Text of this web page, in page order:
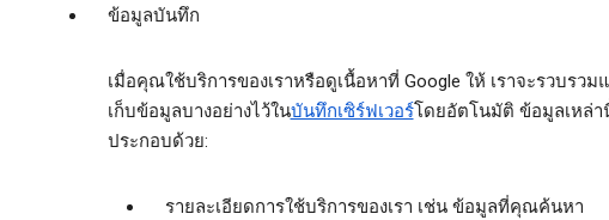
ข้อมูลบันทึก
เมื่อคุณใช้บริการของเราหรือดูเนื้อหาที่ Google ให้ เราจะรวบรวม
เก็บข้อมูลบางอย่างไว้ในบันทึกเซิร์ฟเวอร์โดยอัตโนมัติ ข้อมูลเหล่า
ประกอบด้วย:
รายละเอียดการใช้บริการของเรา เช่น ข้อมูลที่คุณค้นหา